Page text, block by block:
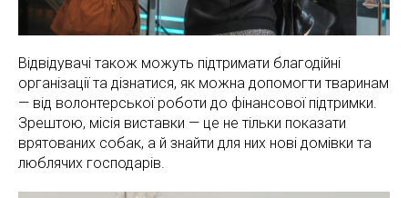
Відвідувачі також можуть підтримати благодійні
організації та дізнатися, як можна допомогти тваринам
— від волонтерської роботи до фінансової підтримки.
Зрештою, місія виставки — це не тільки показати
врятованих собак, а й знайти для них нові домівки та
люблячих господарів.